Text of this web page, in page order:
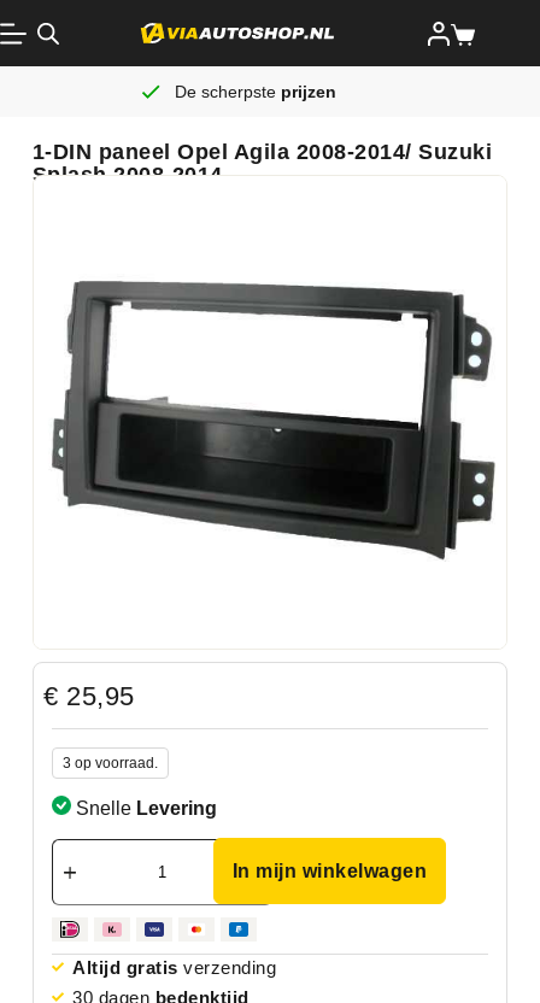
De scherpste prijzen
1-DIN paneel Opel Agila 2008-2014/ Suzuki
Splash 2008-2014
€ 25,95
3 op voorraad.
Snelle Levering
In mijn winkelwagen
Altijd gratis verzending
30 dagen bedenktijd